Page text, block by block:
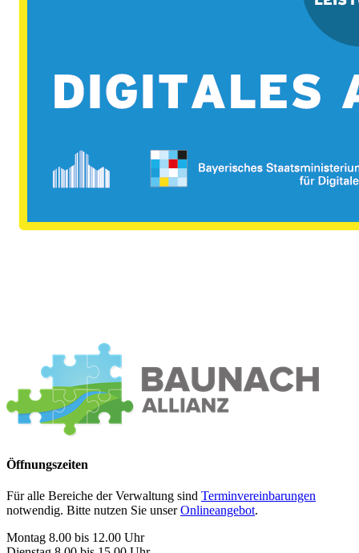
Öffnungszeiten
Für alle Bereiche der Verwaltung sind Terminvereinbarungen
notwendig. Bitte nutzen Sie unserOnlineangebot.
Montag 8.00 bis 12.00 Uhr